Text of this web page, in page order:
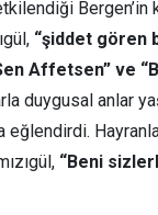
“şiddet gören
Affetsen” ve
duygusal anlar
eğlendirdi.
“Beni